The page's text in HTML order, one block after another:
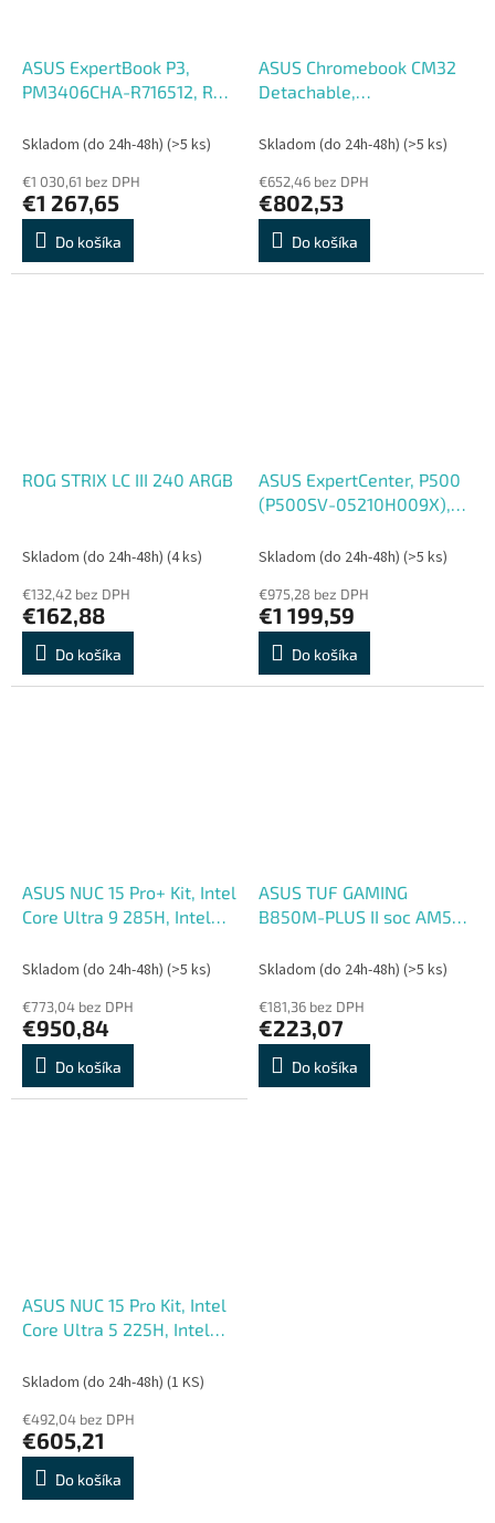
ASUS ExpertBook P3,
PM3406CHA-R716512, R7-
16GB, 512GB, AMD int, bez
Skladom (do 24h-48h) (>5 ks)
€1 030,61 bez DPH
€1 267,65
Do košíka
ASUS Chromebook CM32
Detachable,
MTK-540, 12,1'',
Mali G57, Chro
Skladom (do 24h-48h) (>5 ks)
€652,46 bez DPH
€802,53
Do košíka
ROG STRIX LC III 240 ARGB
Skladom (do 24h-48h) (4 ks)
€132,42 bez DPH
€162,88
Do košíka
ASUS ExpertCenter, P500
(P500SV-05210H009X),
Intel int, W11P, 3R
Skladom (do 24h-48h) (>5 ks)
€975,28 bez DPH
€1 199,59
Do košíka
ASUS NUC 15 Pro+ Kit, Intel
Core Ultra 9 285H, Intel
WiFi+BT, 2xHDMI 2xTB4
Skladom (do 24h-48h) (>5 ks)
€773,04 bez DPH
€950,84
Do košíka
ASUS TUF GAMING
B850M-PLUS II soc AM5
DP
Skladom (do 24h-48h) (>5 ks)
€181,36 bez DPH
€223,07
Do košíka
ASUS NUC 15 Pro Kit, Intel
Core Ultra 5 225H, Intel
WiFi+BT, 2xHDMI 2xTB4
Skladom (do 24h-48h) (1 KS)
€492,04 bez DPH
€605,21
Do košíka